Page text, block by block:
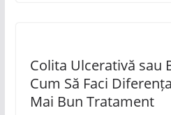
Colita Ulcerativă sau
Cum Să Faci
Mai Bun Tratament